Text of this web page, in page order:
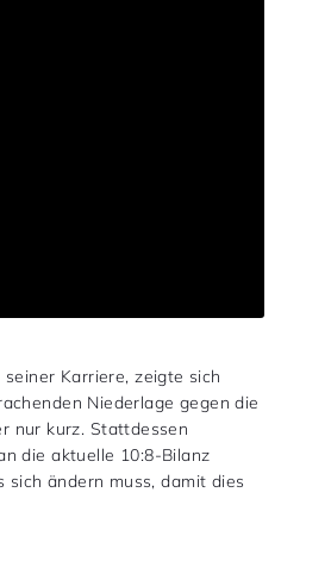
Karriere, zeigte sich
Niederlage gegen die
nur kurz. Stattdessen
die aktuelle 10:8-Bilanz
sich ändern muss, damit dies